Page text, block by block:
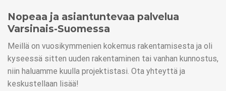
Nopeaa ja asiantuntevaa palvelua
Varsinais-Suomessa
Meillä on vuosikymmenien kokemus rakentamisesta ja oli
kyseessä sitten uuden rakentaminen tai vanhan kunnostus,
niin haluamme kuulla projektistasi. Ota yhteyttä ja
keskustellaan lisää!